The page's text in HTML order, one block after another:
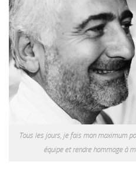
Desserts
Sauces
Tous les jours, je fais mon maximum
équipe et rendre hommage à